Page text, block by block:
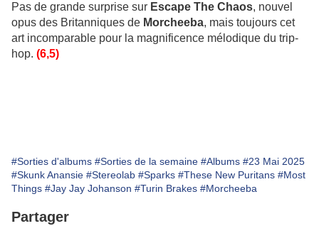
Pas de grande surprise sur Escape The Chaos, nouvel
opus des Britanniques de Morcheeba, mais toujours cet
art incomparable pour la magnificence mélodique du trip-
hop. (6,5)
#Sorties d'albums #Sorties de la semaine #Albums #23 Mai 2025
#Skunk Anansie #Stereolab #Sparks #These New Puritans #Most
Things #Jay Jay Johanson #Turin Brakes #Morcheeba
Partager